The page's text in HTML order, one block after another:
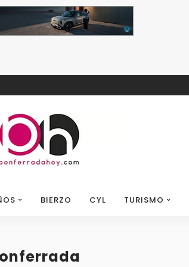
BIERZO CYL TURISMO